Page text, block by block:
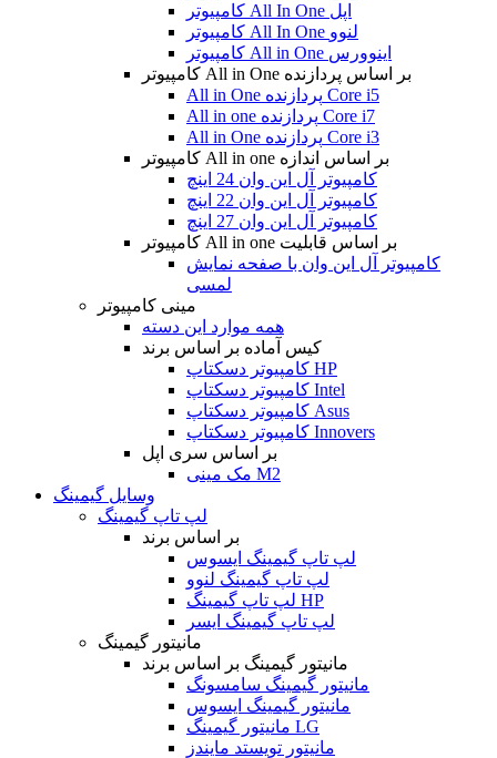
کامپیوتر All In One اپل
کامپیوتر All In One لنوو
کامپیوتر All in One اینوورس
کامپیوتر All in One بر اساس پردازنده
All in One پردازنده Core i5
All in one پردازنده Core i7
All in One پردازنده Core i3
کامپیوتر All in one بر اساس اندازه
کامپیوتر آل این وان 24 اینچ
کامپیوتر آل این وان 22 اینچ
کامپیوتر آل این وان 27 اینچ
کامپیوتر All in one بر اساس قابلیت
کامپیوتر آل این وان با صفحه نمایش
لمسی
مینی کامپیوتر
همه موارد این دسته
کیس آماده بر اساس برند
کامپیوتر دسکتاپ HP
کامپیوتر دسکتاپ Intel
کامپیوتر دسکتاپ Asus
کامپیوتر دسکتاپ Innovers
بر اساس سری اپل
مک مینی M2
وسایل گیمینگ
لپ تاپ گیمینگ
بر اساس برند
لپ تاپ گیمینگ ایسوس
لپ تاپ گیمینگ لنوو
لپ تاپ گیمینگ HP
لپ تاپ گیمینگ ایسر
مانیتور گیمینگ
مانیتور گیمینگ بر اساس برند
مانیتور گیمینگ سامسونگ
مانیتور گیمینگ ایسوس
مانیتور گیمینگ LG
مانیتور تویستد مایندز